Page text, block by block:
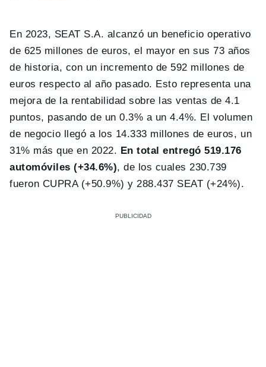
En 2023, SEAT S.A. alcanzó un beneficio operativo
de 625 millones de euros, el mayor en sus 73 años
de historia, con un incremento de 592 millones de
euros respecto al año pasado. Esto representa una
mejora de la rentabilidad sobre las ventas de 4.1
puntos, pasando de un 0.3% a un 4.4%. El volumen
de negocio llegó a los 14.333 millones de euros, un
31% más que en 2022. En totalentregó 519.176
automóviles (+34.6%), de los cuales 230.739
fueron CUPRA (+50.9%) y 288.437 SEAT (+24%).